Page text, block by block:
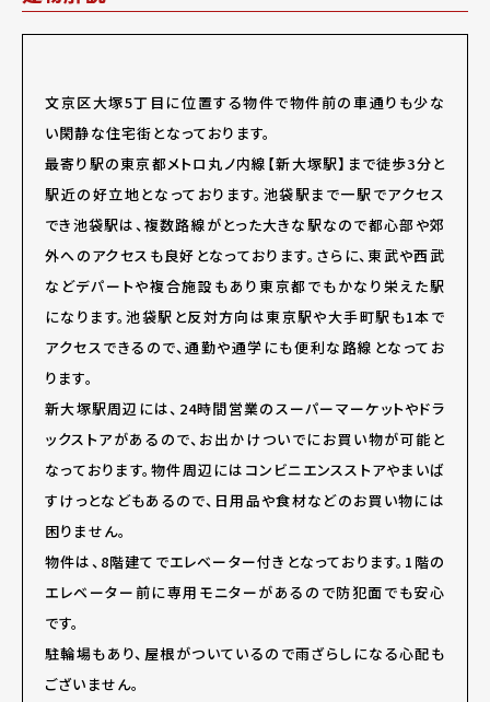
文京区大塚5丁目に位置する物件で物件前の車通りも少な
い閑静な住宅街となっております。
最寄り駅の東京都メトロ丸ノ内線【新大塚駅】まで徒歩3分と
駅近の好立地となっております。池袋駅まで一駅でアクセス
でき池袋駅は、複数路線がとった大きな駅なので都心部や郊
外へのアクセスも良好となっております。さらに、東武や西武
などデパートや複合施設もあり東京都でもかなり栄えた駅
になります。池袋駅と反対方向は東京駅や大手町駅も1本で
アクセスできるので、通勤や通学にも便利な路線となってお
ります。
新大塚駅周辺には、24時間営業のスーパーマーケットやドラ
ックストアがあるので、お出かけついでにお買い物が可能と
なっております。物件周辺にはコンビニエンスストアやまいば
すけっとなどもあるので、日用品や食材などのお買い物には
困りません。
物件は、8階建てでエレベーター付きとなっております。1階の
エレベーター前に専用モニターがあるので防犯面でも安心
です。
駐輪場もあり、屋根がついているので雨ざらしになる心配も
ございません。